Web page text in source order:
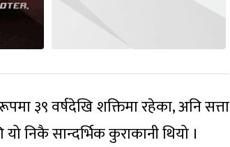
३९ वर्षदेखि शक्तिमा रहेका, अनि सत्ता
निकै सान्दर्भिक कुराकानी थियो ।